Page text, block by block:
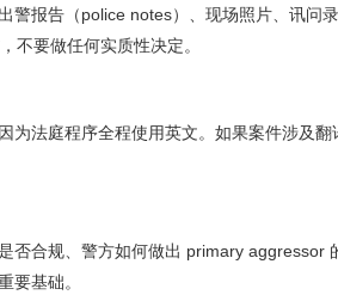
报告（police notes）、现场照片、讯问
不要做任何实质性决定。
为法庭程序全程使用英文。如果案件涉及
合规、警方如何做出 primary
要基础。